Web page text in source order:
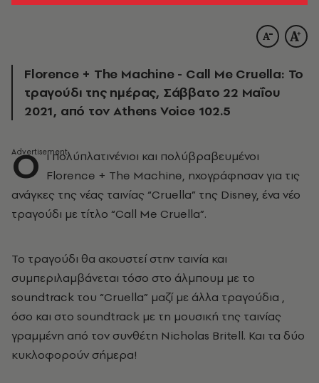
Florence + The Machine - Call Me Cruella: Το
τραγούδι της ημέρας, Σάββατο 22 Μαΐου
2021, από τον Athens Voice 102.5
O ι πολύπλατινένιοι και πολύβραβευμένοι
Florence + The Machine, ηχογράφησαν για τις
ανάγκες της νέας ταινίας “Cruella” της Disney, ένα νέο
τραγούδι με τίτλο “Call Me Cruella”.
Το τραγούδι θα ακουστεί στην ταινία και
συμπεριλαμβάνεται τόσο στο άλμπουμ με το
soundtrack του “Cruella” μαζί με άλλα τραγούδια ,
όσο και στο soundtrack με τη μουσική της ταινίας
γραμμένη από τον συνθέτη Nicholas Britell. Και τα δύο
κυκλοφορούν σήμερα!